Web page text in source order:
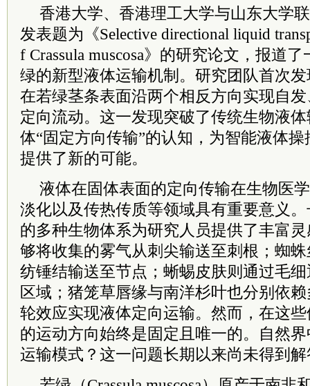
香港大学、 香港理工大学与山东大学
发表题为《Selective directional liquid
f Crassula muscosa》的研究论文，报道
绿的新型液体运输机制。研究团队首次
在若绿茎条表面沿两个相反方向实现自
定向流动。这一发现突破了传统生物液
体“固定方向传输”的认知，为智能液体
提供了新的可能。
液体在固体表面的定向传输在生物医
淡化以及传热传质等领域具有重要意义
的多种生物体系为研究人员提供了丰富
够将收集的雾气从刺尖输送至刺根；蜘
纺锤结输送至节点；蜥蜴皮肤则通过毛
区域；猪笼草唇缘与南洋杉叶也分别依
轮效应实现液体定向运输。然而，在这
的运动方向始终是固定且唯一的。自然
运输模式？这一问题长期以来尚未得到